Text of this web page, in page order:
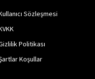
Sözleşmesi
Politikası
Koşullar